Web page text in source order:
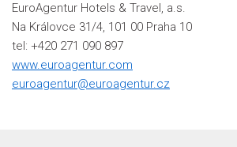
EuroAgentur Hotels & Travel, a.s.
Na Královce 31/4, 101 00 Praha 10
tel: +420 271 090 897
www.euroagentur.com
euroagentur@euroagentur.cz